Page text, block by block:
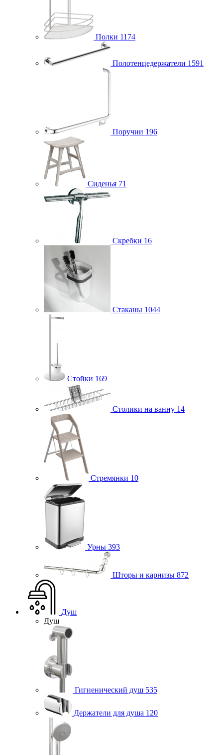
Полки 1174
Полотенцедержатели 1591
Поручни 196
Сиденья 71
Скребки 16
Стаканы 1044
Стойки 169
Столики на ванну 14
Стремянки 10
Урны 393
Шторы и карнизы 872
Душ
Душ
Гигиенический душ 535
Держатели для душа 120